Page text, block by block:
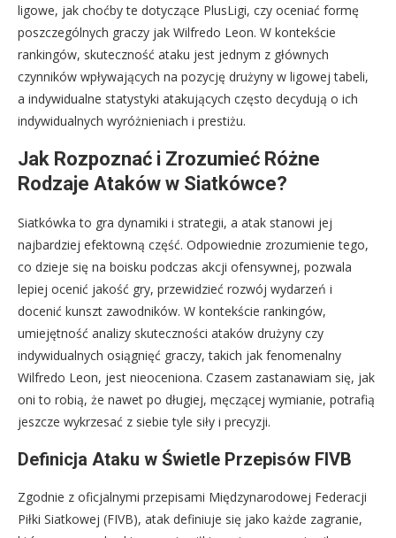
ligowe, jak choćby te dotyczące PlusLigi, czy oceniać formę
poszczególnych graczy jak Wilfredo Leon. W kontekście
rankingów, skuteczność ataku jest jednym z głównych
czynników wpływających na pozycję drużyny w ligowej tabeli,
a indywidualne statystyki atakujących często decydują o ich
indywidualnych wyróżnieniach i prestiżu.
Jak Rozpoznać i Zrozumieć Różne
Rodzaje Ataków w Siatkówce?
Siatkówka to gra dynamiki i strategii, a atak stanowi jej
najbardziej efektowną część. Odpowiednie zrozumienie tego,
co dzieje się na boisku podczas akcji ofensywnej, pozwala
lepiej ocenić jakość gry, przewidzieć rozwój wydarzeń i
docenić kunszt zawodników. W kontekście rankingów,
umiejętność analizy skuteczności ataków drużyny czy
indywidualnych osiągnięć graczy, takich jak fenomenalny
Wilfredo Leon, jest nieoceniona. Czasem zastanawiam się, jak
oni to robią, że nawet po długiej, męczącej wymianie, potrafią
jeszcze wykrzesać z siebie tyle siły i precyzji.
Definicja Ataku w Świetle Przepisów FIVB
Zgodnie z oficjalnymi przepisami Międzynarodowej Federacji
Piłki Siatkowej (FIVB), atak definiuje się jako każde zagranie,